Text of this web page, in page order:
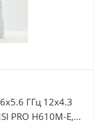
ГГц 12x4.3
PRO H610M-E,